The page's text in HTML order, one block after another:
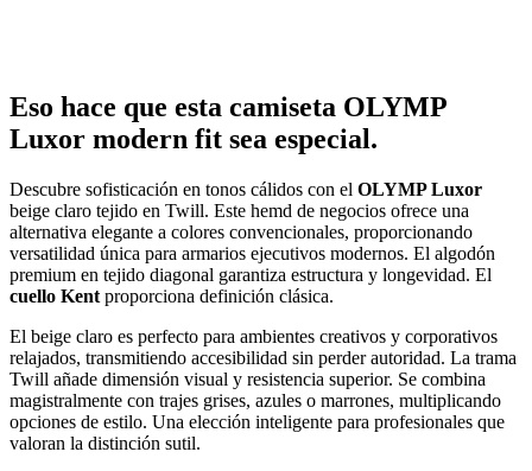
Eso hace que esta camiseta OLYMP
Luxor modern fit sea especial.
Descubre sofisticación en tonos cálidos con el OLYMP Luxor
beige claro tejido en Twill. Este hemd de negocios ofrece una
alternativa elegante a colores convencionales, proporcionando
versatilidad única para armarios ejecutivos modernos. El algodón
premium en tejido diagonal garantiza estructura y longevidad. El
cuello Kent proporciona definición clásica.
El beige claro es perfecto para ambientes creativos y corporativos
relajados, transmitiendo accesibilidad sin perder autoridad. La trama
Twill añade dimensión visual y resistencia superior. Se combina
magistralmente con trajes grises, azules o marrones, multiplicando
opciones de estilo. Una elección inteligente para profesionales que
valoran la distinción sutil.